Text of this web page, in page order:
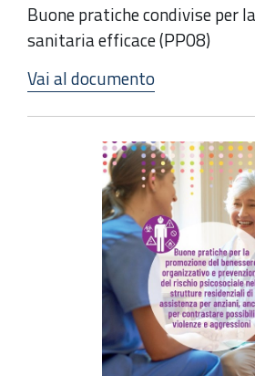
Buone pratiche condivise per
sanitaria efficace (PP08)
Vai al documento